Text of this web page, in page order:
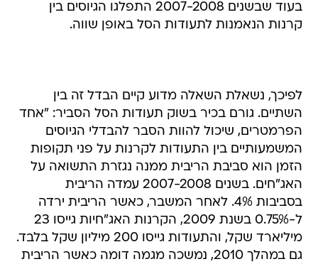
בעוד שבשנים 2007-2008 התפלגו הגיוסים בין
קרנות הנאמנות לתעודות הסל באופן שווה.
לפיכך, נשאלת השאלה מדוע קיים הבדל זה בין
השתיים. גורם בכיר בשוק תעודות הסל הסביר: "אחד
הפרמטרים, שיכול להוות הסבר להבדלי הגיוסים
המשמעותיים בין התעודות לקרנות על פני תקופות
הזמן הוא סביבת הריבית ממנה נגזרת התשואה על
האג"חים. בשנים 2007-2008 עמדה הריבית
בסביבות 4%. לאחר המשבר, כאשר הריבית ירדה
ל-0.75% בשנת 2009, הקרנות האג"חיות גייסו 23
מיליארד שקל, והתעודות גייסו 200 מיליון שקל בלבד.
גם במהלך 2010, נמשכה מגמה דומה כאשר הריבית